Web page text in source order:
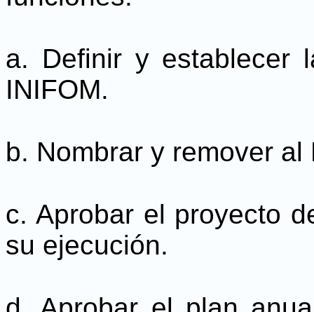
a. Definir y establecer
INIFOM.
b. Nombrar y remover
c. Aprobar el proyecto
su ejecución.